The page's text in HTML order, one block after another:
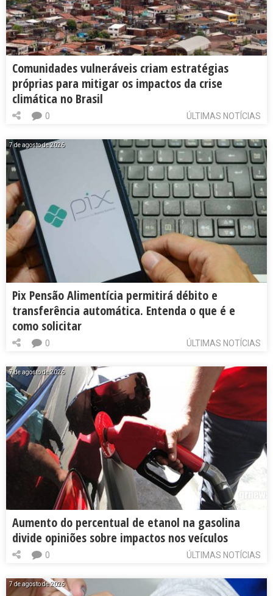
Comunidades vulneráveis criam estratégias
próprias para mitigar os impactos da crise
climática no Brasil
ÚLTIMAS NOTÍCIAS
0
7 de agosto de 2026
Pix Pensão Alimentícia permitirá débito e
transferência automática. Entenda o que é e
como solicitar
ÚLTIMAS NOTÍCIAS
0
7 de agosto de 2026
Aumento do percentual de etanol na gasolina
divide opiniões sobre impactos nos veículos
ÚLTIMAS NOTÍCIAS
0
7 de agosto de 2026